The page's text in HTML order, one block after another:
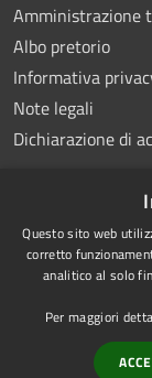
Amministrazione
Albo pretorio
Informativa
Note legali
Dichiarazione di
RSS
Accessibilità
Privacy
Mappa del sito
Questo sito web
corretto
analitico al solo
Per maggiori